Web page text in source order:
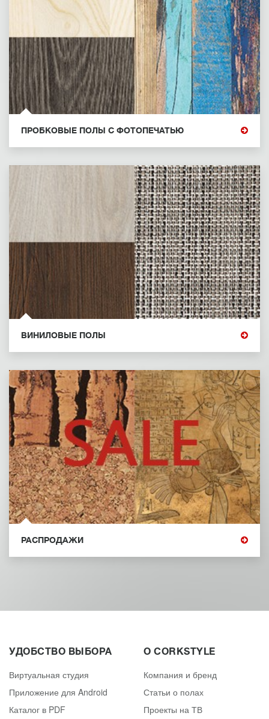
ПРОБКОВЫЕ ПОЛЫ С ФОТОПЕЧАТЬЮ
ВИНИЛОВЫЕ ПОЛЫ
РАСПРОДАЖИ
УДОБСТВО ВЫБОРА
Виртуальная студия
Приложение для Android
Каталог в PDF
О CORKSTYLE
Компания и бренд
Статьи о полах
Проекты на ТВ